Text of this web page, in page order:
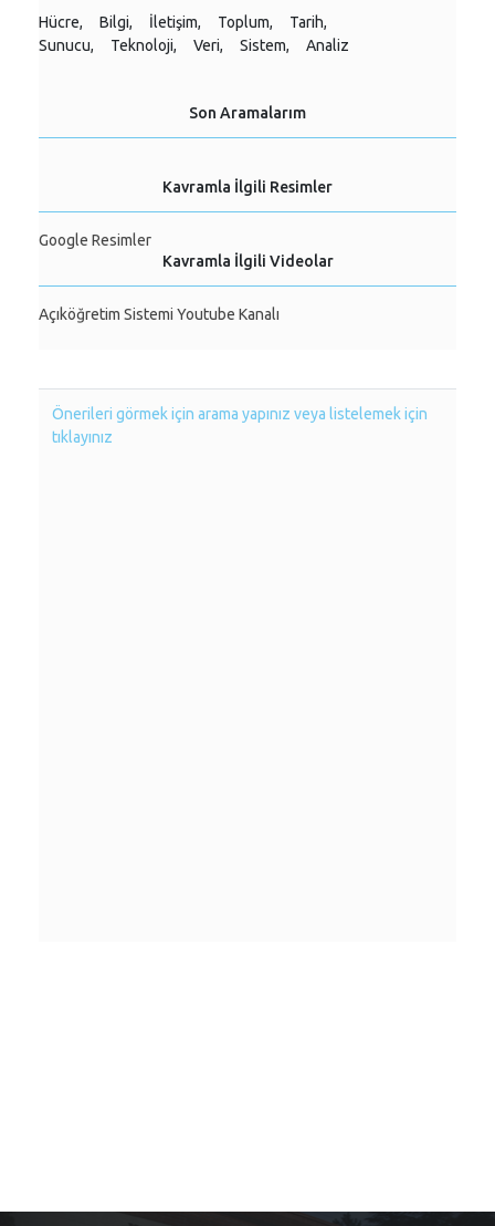
Hücre, Bilgi, İletişim, Toplum,
Tarih,
Sunucu,
Teknoloji, Veri, Sistem, Analiz
Son Aramalarım
Kavramla İlgili Resimler
Google Resimler
Kavramla İlgili Videolar
Açıköğretim Sistemi Youtube Kanalı
Önerileri görmek için arama yapınız veya listelemek için
tıklayınız